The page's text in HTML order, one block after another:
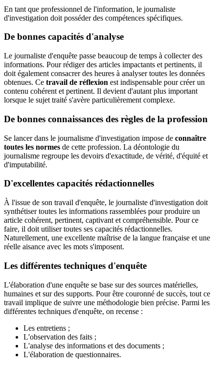
En tant que professionnel de l'information, le journaliste
d'investigation doit posséder des compétences spécifiques.
De bonnes capacités d'analyse
Le journaliste d'enquête passe beaucoup de temps à collecter des
informations. Pour rédiger des articles impactants et pertinents, il
doit également consacrer des heures à analyser toutes les données
obtenues. Ce travail de réflexion est indispensable pour créer un
contenu cohérent et pertinent. Il devient d'autant plus important
lorsque le sujet traité s'avère particulièrement complexe.
De bonnes connaissances des règles de la profession
Se lancer dans le journalisme d'investigation impose de connaître
toutes les normes de cette profession. La déontologie du
journalisme regroupe les devoirs d'exactitude, de vérité, d'équité et
d'imputabilité.
D'excellentes capacités rédactionnelles
À l'issue de son travail d'enquête, le journaliste d'investigation doit
synthétiser toutes les informations rassemblées pour produire un
article cohérent, pertinent, captivant et compréhensible. Pour ce
faire, il doit utiliser toutes ses capacités rédactionnelles.
Naturellement, une excellente maîtrise de la langue française et une
réelle aisance avec les mots s'imposent.
Les différentes techniques d'enquête
L'élaboration d'une enquête se base sur des sources matérielles,
humaines et sur des supports. Pour être couronné de succès, tout ce
travail implique de suivre une méthodologie bien précise. Parmi les
différentes techniques d'enquête, on recense :
Les entretiens ;
L'observation des faits ;
L'analyse des informations et des documents ;
L'élaboration de questionnaires.